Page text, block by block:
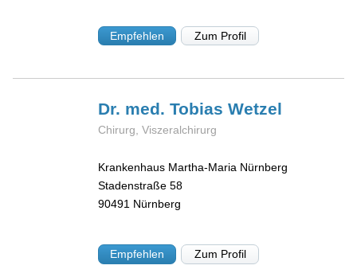
Empfehlen Zum Profil
Dr. med. TobiasWetzel
Chirurg, Viszeralchirurg
Krankenhaus Martha-Maria Nürnberg
Stadenstraße 58
90491 Nürnberg
Empfehlen Zum Profil